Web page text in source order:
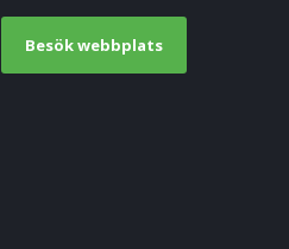
Besök webbplats